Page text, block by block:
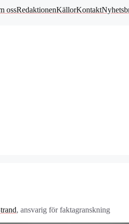
ossRedaktionenKällorKontakt
, ansvarig för faktagranskning